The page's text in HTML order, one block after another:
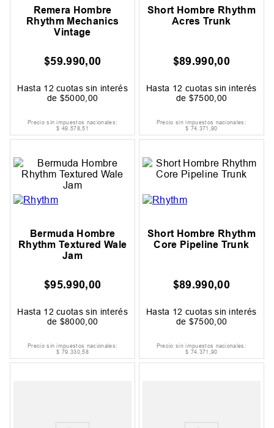
Remera Hombre
Rhythm Mechanics
Vintage
$59.990,00
Hasta 12 cuotas sin interés
de $5000 00
Precio sin impuestos nacionales:
$ 49.578,51
Short Hombre Rhythm
Acres Trunk
$89.990,00
Hasta 12 cuotas sin interés
de $7500 00
Precio sin impuestos nacionales:
$ 74.371,90
Bermuda Hombre
Rhythm Textured Wale
Jam
$95.990,00
Hasta 12 cuotas sin interés
de $8000 00
Precio sin impuestos nacionales:
$ 79.330,58
Short Hombre Rhythm
Core Pipeline Trunk
$89.990,00
Hasta 12 cuotas sin interés
de $7500 00
Precio sin impuestos nacionales:
$ 74.371,90